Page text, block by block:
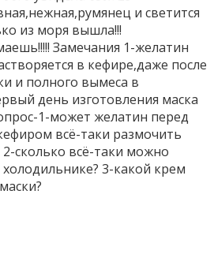
и светится
из моря вышла!!!
Замечания 1-желатин
в кефире,даже после
и полного вымеса в
день изготовления маска
1-может желатин перед
всё-таки размочить
сколько всё-таки можно
3-какой крем